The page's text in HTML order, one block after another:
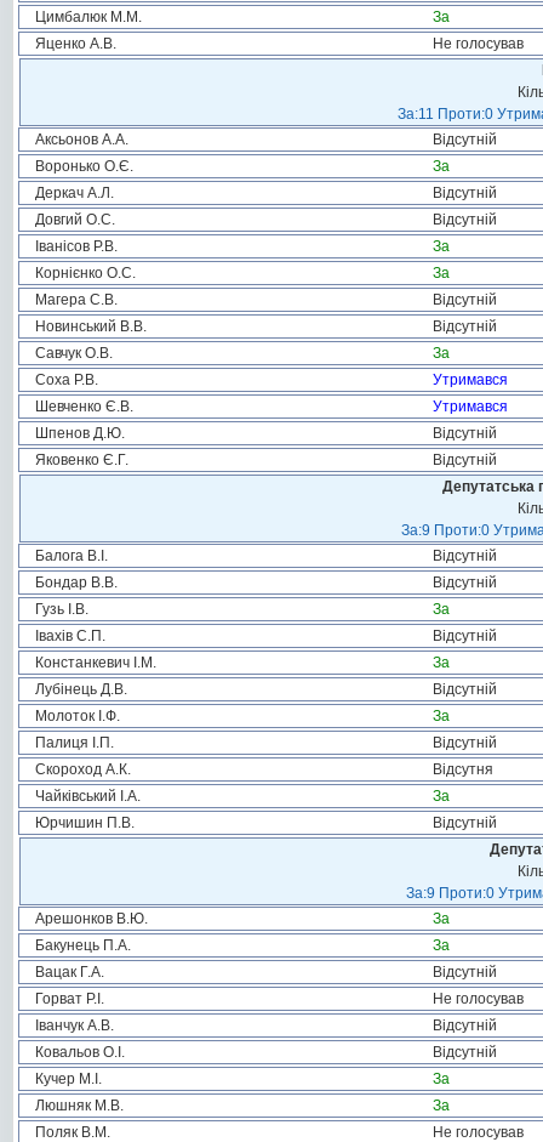
Цимбалюк М.М.
За
Яценко А.В.
Не голосував
За:11 Проти:0
Аксьонов А.А.
Відсутній
Воронько О.Є.
За
Деркач А.Л.
Відсутній
Довгий О.С.
Відсутній
Іванісов Р.В.
За
Корнієнко О.С.
За
Магера С.В.
Відсутній
Новинський В.В.
Відсутній
Савчук О.В.
За
Соха Р.В.
Утримався
Шевченко Є.В.
Утримався
Шпенов Д.Ю.
Відсутній
Яковенко Є.Г.
Відсутній
Депутатська
За:9 Проти:0
Балога В.І.
Відсутній
Бондар В.В.
Відсутній
Гузь І.В.
За
Івахів С.П.
Відсутній
Констанкевич І.М.
За
Лубінець Д.В.
Відсутній
Молоток І.Ф.
За
Палиця І.П.
Відсутній
Скороход А.К.
Відсутня
Чайківський І.А.
За
Юрчишин П.В.
Відсутній
За:9 Проти:0
Арешонков В.Ю.
За
Бакунець П.А.
За
Вацак Г.А.
Відсутній
Горват Р.І.
Не голосував
Іванчук А.В.
Відсутній
Ковальов О.І.
Відсутній
Кучер М.І.
За
Люшняк М.В.
За
Поляк В.М.
Не голосував